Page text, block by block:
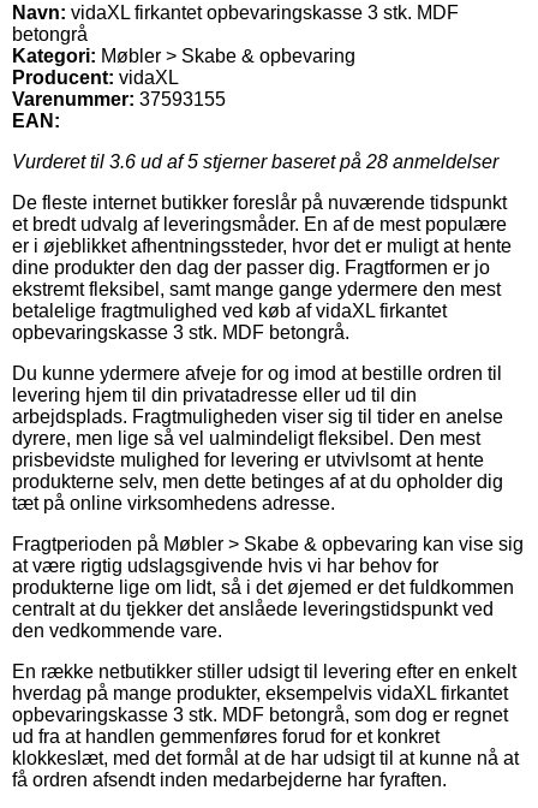
Navn: vidaXL firkantet opbevaringskasse 3 stk. MDF
betongrå
Kategori: Møbler > Skabe & opbevaring
Producent: vidaXL
Varenummer: 37593155
EAN:
Vurderet til 3.6 ud af 5 stjerner baseret på 28 anmeldelser
De fleste internet butikker foreslår på nuværende tidspunkt
et bredt udvalg af leveringsmåder. En af de mest populære
er i øjeblikket afhentningssteder, hvor det er muligt at hente
dine produkter den dag der passer dig. Fragtformen er jo
ekstremt fleksibel, samt mange gange ydermere den mest
betalelige fragtmulighed ved køb af vidaXL firkantet
opbevaringskasse 3 stk. MDF betongrå.
Du kunne ydermere afveje for og imod at bestille ordren til
levering hjem til din privatadresse eller ud til din
arbejdsplads. Fragtmuligheden viser sig til tider en anelse
dyrere, men lige så vel ualmindeligt fleksibel. Den mest
prisbevidste mulighed for levering er utvivlsomt at hente
produkterne selv, men dette betinges af at du opholder dig
tæt på online virksomhedens adresse.
Fragtperioden på Møbler > Skabe & opbevaring kan vise sig
at være rigtig udslagsgivende hvis vi har behov for
produkterne lige om lidt, så i det øjemed er det fuldkommen
centralt at du tjekker det anslåede leveringstidspunkt ved
den vedkommende vare.
En række netbutikker stiller udsigt til levering efter en enkelt
hverdag på mange produkter, eksempelvis vidaXL firkantet
opbevaringskasse 3 stk. MDF betongrå, som dog er regnet
ud fra at handlen gemmenføres forud for et konkret
klokkeslæt, med det formål at de har udsigt til at kunne nå at
få ordren afsendt inden medarbejderne har fyraften.